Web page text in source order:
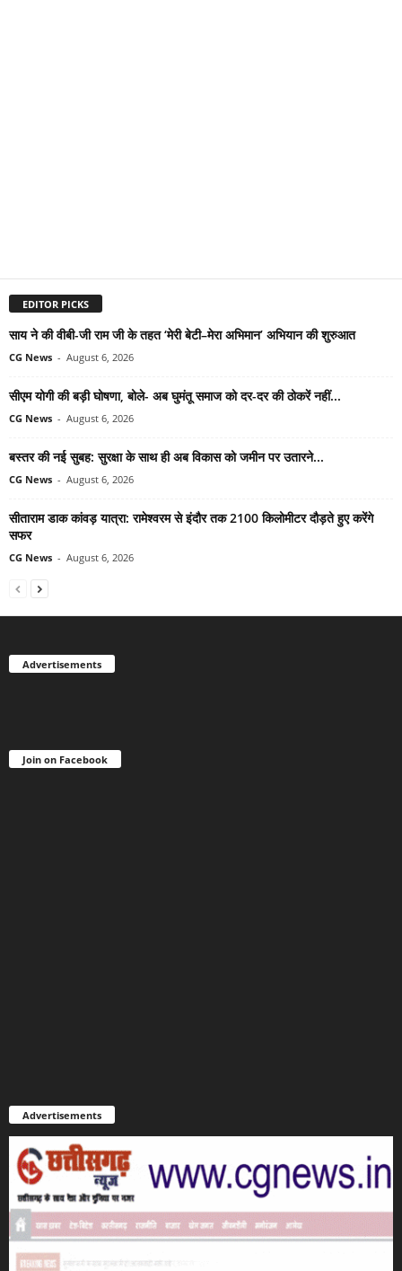
EDITOR PICKS
साय ने की वीबी-जी राम जी के तहत ‘मेरी बेटी–मेरा अभिमान’ अभियान की शुरुआत
CG News - August 6, 2026
सीएम योगी की बड़ी घोषणा, बोले- अब घुमंतू समाज को दर-दर की ठोकरें नहीं...
CG News - August 6, 2026
बस्तर की नई सुबह: सुरक्षा के साथ ही अब विकास को जमीन पर उतारने...
CG News - August 6, 2026
सीताराम डाक कांवड़ यात्रा: रामेश्वरम से इंदौर तक 2100 किलोमीटर दौड़ते हुए करेंगे
सफर
CG News - August 6, 2026
Advertisements
Join on Facebook
Advertisements